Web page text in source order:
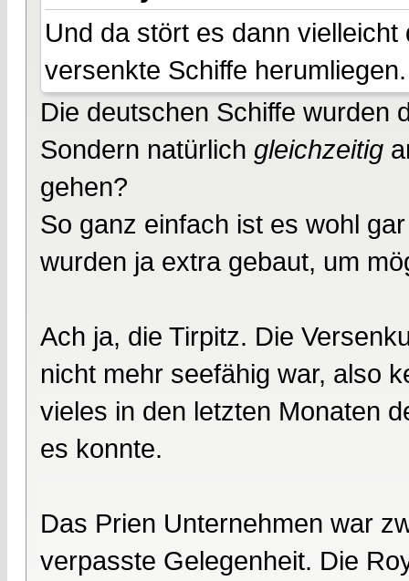
Und da stört es dann
versenkte Schiffe herumliegen.
Die deutschen Schiffe wurden
Sondern natürlich gleichzeitig
gehen?
So ganz einfach ist es wohl
wurden ja extra gebaut, um
Ach ja, die Tirpitz. Die
nicht mehr seefähig war, also
vieles in den letzten Monaten
es konnte.
Das Prien Unternehmen war
verpasste Gelegenheit. Die